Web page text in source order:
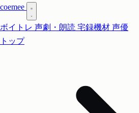
coemee
ボイトレ 声劇・朗読 宅録機材 声優
トップ